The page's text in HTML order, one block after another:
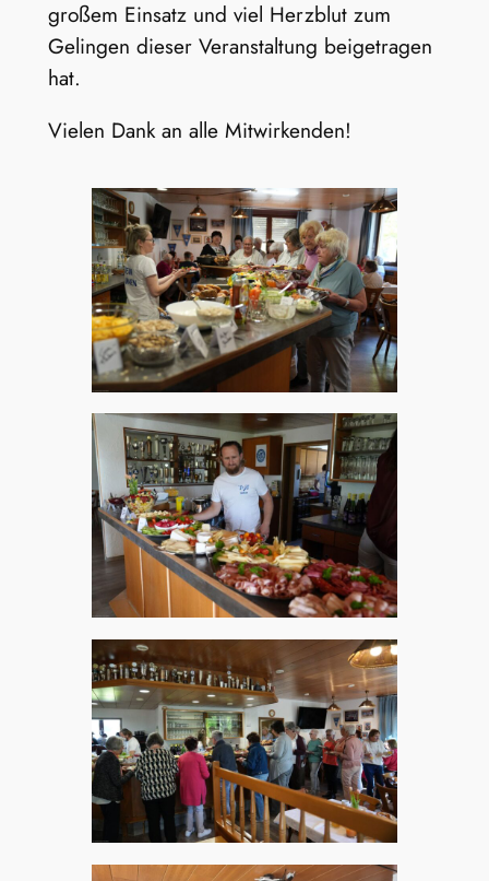
großem Einsatz und viel Herzblut zum
Gelingen dieser Veranstaltung beigetragen
hat.
Vielen Dank an alle Mitwirkenden!